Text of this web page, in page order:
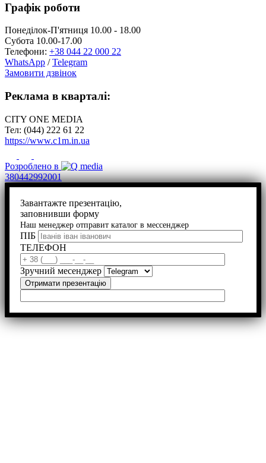
Графік роботи
Понеділок-П'ятниця 10.00 - 18.00
Субота 10.00-17.00
Телефони: +38 044 22 000 22
WhatsApp /Telegram
Замовити дзвінок
Реклама в кварталі:
CITY ONE MEDIA
Тел: (044) 222 61 22
https://www.c1m.in.ua
Розроблено в
380442992001
Завантажте презентацію,
заповнивши форму
Наш менеджер отправит каталог в мессенджер
ПІБ
ТЕЛЕФОН
Зручний месенджер